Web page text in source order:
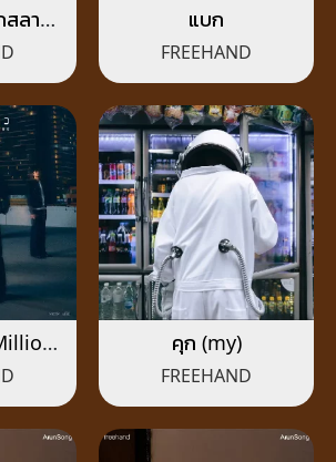
สลาย
แบก
FREEHAND
คุก (my)
FREEHAND